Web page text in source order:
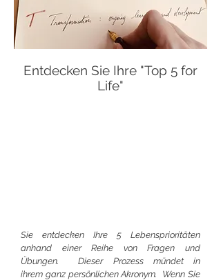
Entdecken Sie Ihre "Top 5 for
Life"
Sie entdecken Ihre 5 Lebensprioritäten
anhand einer Reihe von Fragen und
Übungen. Dieser Prozess mündet in
ihrem ganz persönlichen Akronym. Wenn Sie